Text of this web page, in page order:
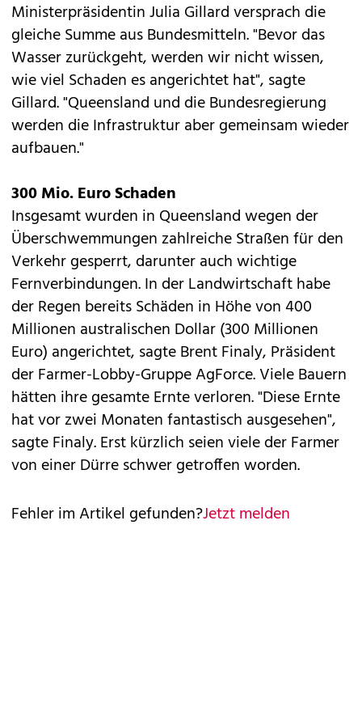
Ministerpräsidentin Julia Gillard versprach die
gleiche Summe aus Bundesmitteln. "Bevor das
Wasser zurückgeht, werden wir nicht wissen,
wie viel Schaden es angerichtet hat", sagte
Gillard. "Queensland und die Bundesregierung
werden die Infrastruktur aber gemeinsam wieder
aufbauen."
300 Mio. Euro Schaden
Insgesamt wurden in Queensland wegen der
Überschwemmungen zahlreiche Straßen für den
Verkehr gesperrt, darunter auch wichtige
Fernverbindungen. In der Landwirtschaft habe
der Regen bereits Schäden in Höhe von 400
Millionen australischen Dollar (300 Millionen
Euro) angerichtet, sagte Brent Finaly, Präsident
der Farmer-Lobby-Gruppe AgForce. Viele Bauern
hätten ihre gesamte Ernte verloren. "Diese Ernte
hat vor zwei Monaten fantastisch ausgesehen",
sagte Finaly. Erst kürzlich seien viele der Farmer
von einer Dürre schwer getroffen worden.
Fehler im Artikel gefunden?Jetzt melden